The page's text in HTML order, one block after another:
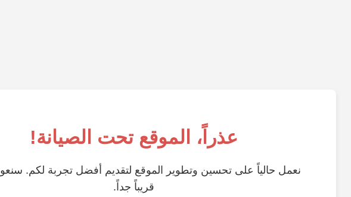
عذراً، الموقع تحت الصيانة!
نعمل حالياً على تحسين وتطوير الموقع لتقديم أفضل تجربة لكم.
قريباً جداً.